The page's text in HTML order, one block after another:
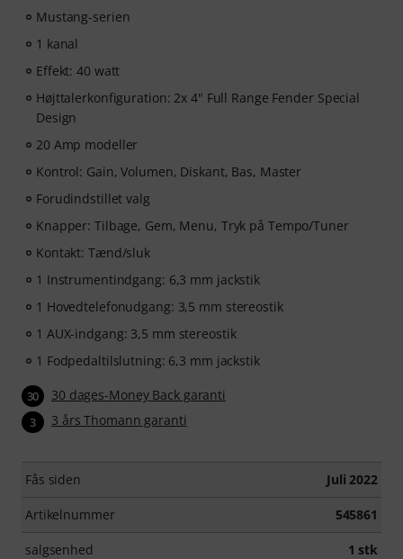
Mustang-serien
1 kanal
Effekt: 40 watt
Højttalerkonfiguration: 2x 4" Full Range Fender Special
Design
20 Amp modeller
Kontrol: Gain, Volumen, Diskant, Bas, Master
Forudindstillet valg
Knapper: Tilbage, Gem, Menu, Tryk på Tempo/Tuner
Kontakt: Tænd/sluk
1 Instrumentindgang: 6,3 mm jackstik
1 Hovedtelefonudgang: 3,5 mm stereostik
1 AUX-indgang: 3,5 mm stereostik
1 Fodpedaltilslutning: 6,3 mm jackstik
30 30 dages-Money Back garanti
3 3 års Thomann garanti
Fås siden Juli 2022
Artikelnummer 545861
salgsenhed 1 stk